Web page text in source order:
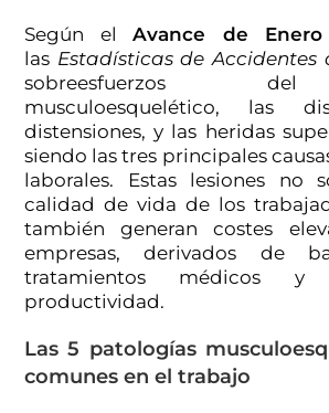
Según elAvance de
las Estadísticas de Accidentes
sobreesfuerzos
musculoesquelético, las
distensiones, y las heridas
siendo las tres principales
laborales. Estas lesiones no
calidad de vida de los
también generan costes
empresas, derivados de
tratamientos médicos
productividad.
Las 5 patologías
comunes en el trabajo